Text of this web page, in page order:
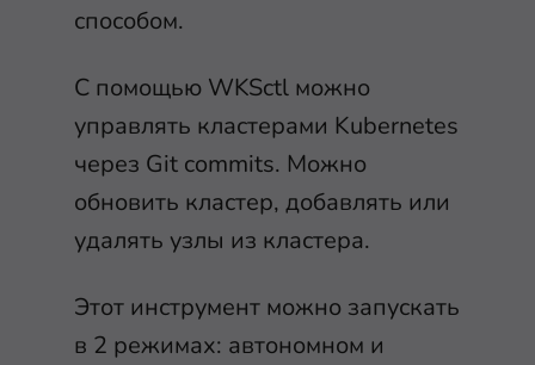
способом.
С помощью WKSctl можно
управлять кластерами Kubernetes
через Git commits. Можно
обновить кластер, добавлять или
удалять узлы из кластера.
Этот инструмент можно запускать
в 2 режимах: автономном и